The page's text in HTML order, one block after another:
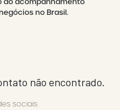
no Brasil.
não encontrado.
sociais